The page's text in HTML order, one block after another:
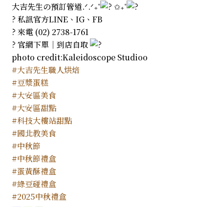
大吉先生の預訂管道.ᐟ.ᐟ₊˚
✩₊˚
? 私訊官方LINE、IG、FB
? 來電 (02) 2738-1761
? 官網下單｜到店自取
photo credit:Kaleidoscope Studioo
#大吉先生職人烘焙
#豆漿蛋糕
#大安區美食
#大安區甜點
#科技大樓站甜點
#國北教美食
#中秋節
#中秋節禮盒
#蛋黃酥禮盒
#綠豆碰禮盒
#2025中秋禮盒